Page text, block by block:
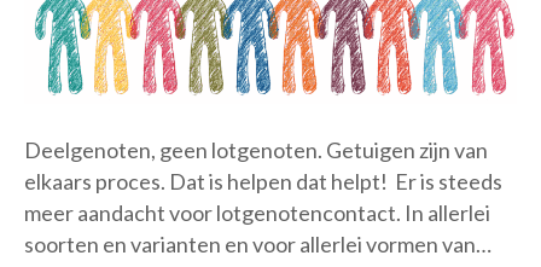
Deelgenoten, geen lotgenoten. Getuigen zijn van
elkaars proces. Dat is helpen dat helpt! Er is steeds
meer aandacht voor lotgenotencontact. In allerlei
soorten en varianten en voor allerlei vormen van…